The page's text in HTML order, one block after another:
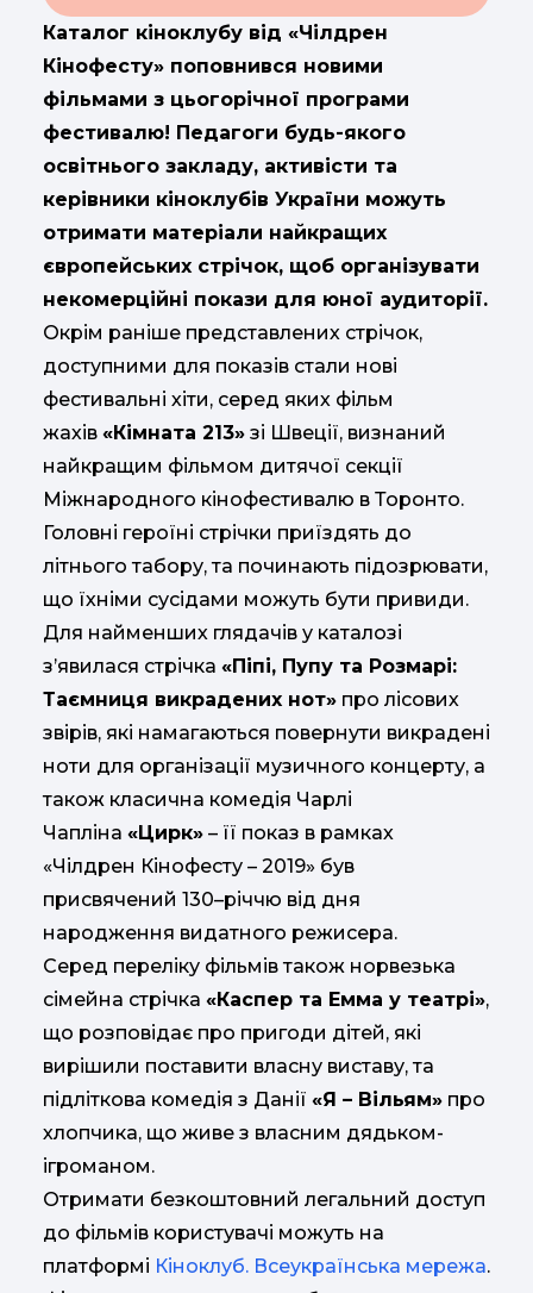
Каталог кіноклубу від «Чілдрен
Кінофесту» поповнився новими
фільмами з цьогорічної програми
фестивалю! Педагоги будь-якого
освітнього закладу, активісти та
керівники кіноклубів України можуть
отримати матеріали найкращих
європейських стрічок, щоб організувати
некомерційні покази для юної аудиторії.
Окрім раніше представлених стрічок,
доступними для показів стали нові
фестивальні хіти, серед яких фільм
жахів «Кімната 213» зі Швеції, визнаний
найкращим фільмом дитячої секції
Міжнародного кінофестивалю в Торонто.
Головні героїні стрічки приїздять до
літнього табору, та починають підозрювати,
що їхніми сусідами можуть бути привиди.
Для найменших глядачів у каталозі
з’явилася стрічка «Піпі, Пупу та Розмарі:
Таємниця викрадених нот» про лісових
звірів, які намагаються повернути викрадені
ноти для організації музичного концерту, а
також класична комедія Чарлі
Чапліна «Цирк» – її показ в рамках
«Чілдрен Кінофесту – 2019» був
присвячений 130–річчю від дня
народження видатного режисера.
Серед переліку фільмів також норвезька
сімейна стрічка «Каспер та Емма у театрі»,
що розповідає про пригоди дітей, які
вирішили поставити власну виставу, та
підліткова комедія з Данії «Я – Вільям» про
хлопчика, що живе з власним дядьком-
ігроманом.
Отримати безкоштовний легальний доступ
до фільмів користувачі можуть на
платформі Кіноклуб. Всеукраїнська мережа.